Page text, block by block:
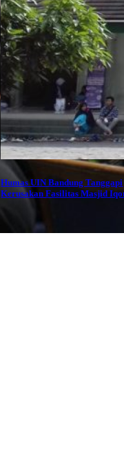
Humas UIN Bandung Tanggapi
Kerusakan Fasilitas Masjid